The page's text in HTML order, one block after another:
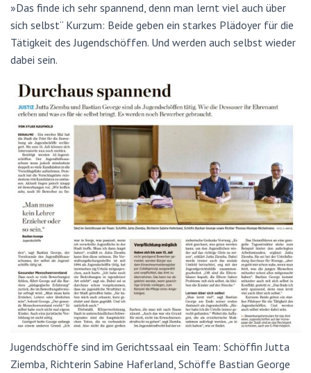
»Das finde ich sehr spannend, denn man lernt viel auch über
sich selbst“ Kurzum: Beide geben ein starkes Plädoyer für die
Tätigkeit des Jugendschöffen. Und werden auch selbst wieder
dabei sein.
Jugendschöffe sind im Gerichtssaal ein Team: Schöffin Jutta
Ziemba, Richterin Sabine Haferland, Schöffe Bastian George